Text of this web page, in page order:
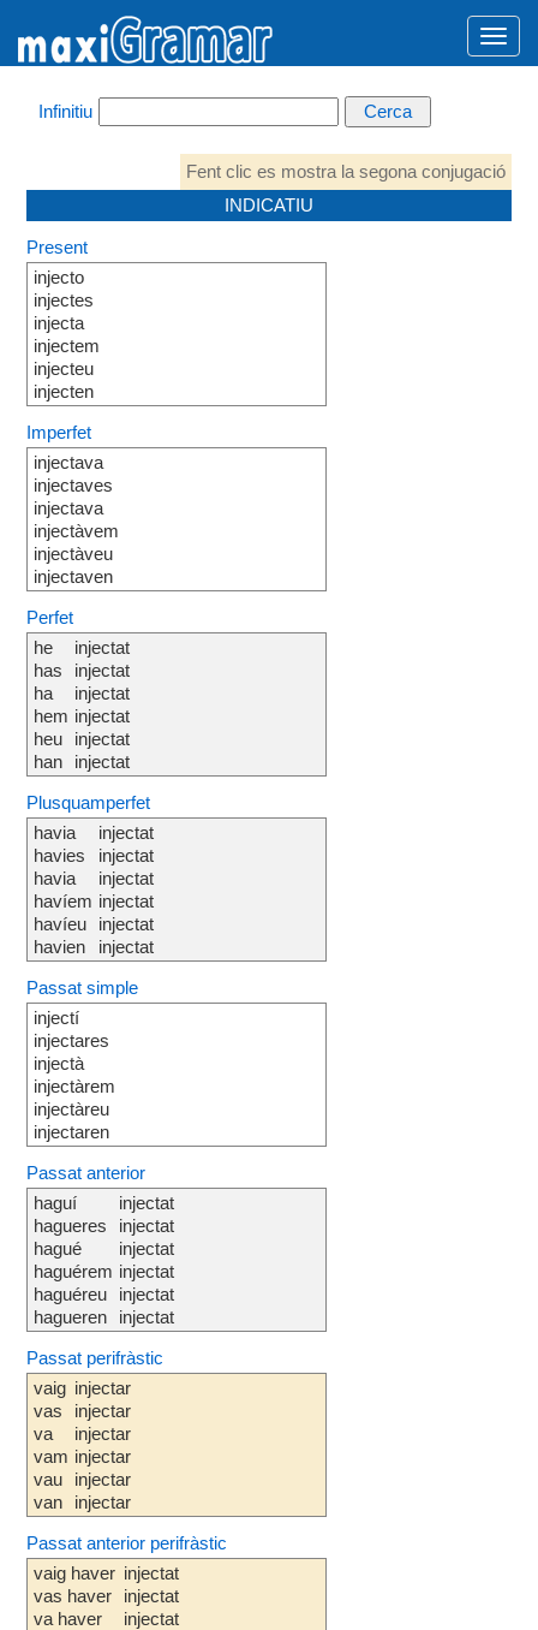
Infinitiu
Fent clic es mostra la segona conjugació
INDICATIU
Present
injecto
injectes
injecta
injectem
injecteu
injecten
Imperfet
injectava
injectaves
injectava
injectàvem
injectàveu
injectaven
Perfet
he
has
ha
hem
heu
han
injectat
injectat
injectat
injectat
injectat
injectat
Plusquamperfet
havia
havies
havia
havíem
havíeu
havien
injectat
injectat
injectat
injectat
injectat
injectat
Passat simple
injectí
injectares
injectà
injectàrem
injectàreu
injectaren
Passat anterior
haguí
hagueres
hagué
haguérem
haguéreu
hagueren
injectat
injectat
injectat
injectat
injectat
injectat
Passat perifràstic
vaig
vas
va
vam
vau
van
injectar
injectar
injectar
injectar
injectar
injectar
Passat anterior perifràstic
vaig haver
vas haver
va haver
injectat
injectat
injectat